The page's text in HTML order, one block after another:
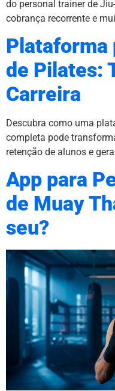
do personal trainer de
cobrança recorrente e
Plataforma
de Pilates:
Carreira
Descubra como uma
completa pode
retenção de alunos e
App para
de Muay
seu?